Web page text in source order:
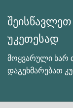
უკეთესად
მოყვარული ხარ
დაგეხმარებათ